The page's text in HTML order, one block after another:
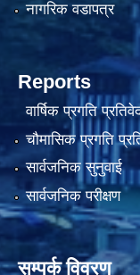
नागरिक वडापत्र
Reports
वार्षिक प्रगति
चौमासिक प्रगति
सार्वजनिक सुनुवाई
सार्वजनिक परीक्षण
सम्पर्क विवरण